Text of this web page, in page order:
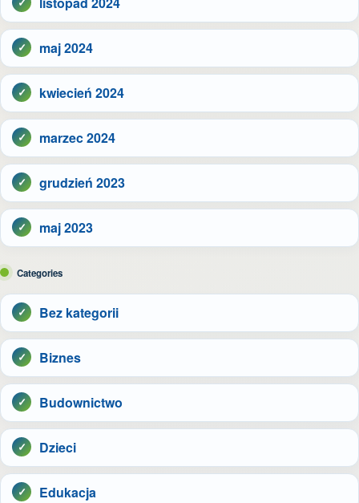
maj 2024
kwiecień 2024
marzec 2024
grudzień 2023
maj 2023
Categories
Bez kategorii
Biznes
Budownictwo
Dzieci
Edukacja